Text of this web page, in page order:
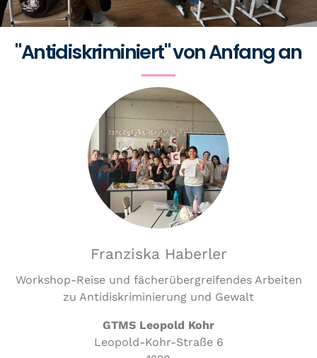
"Antidiskriminiert" von Anfang an
Franziska Haberler
Workshop-Reise und fächerübergreifendes Arbeiten
zu Antidiskriminierung und Gewalt
GTMS Leopold Kohr
Leopold-Kohr-Straße 6